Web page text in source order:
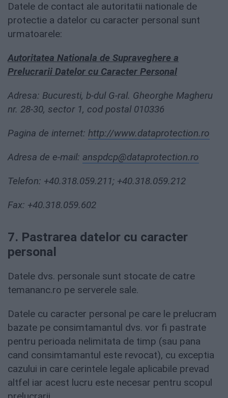
Datele de contact ale autoritatii nationale de
protectie a datelor cu caracter personal sunt
urmatoarele:
Autoritatea Nationala de Supraveghere a
Prelucrarii Datelor cu Caracter Personal
Adresa: Bucuresti, b-dul G-ral. Gheorghe Magheru
nr. 28-30, sector 1, cod postal 010336
Pagina de internet: http://www.dataprotection.ro
Adresa de e-mail: anspdcp@dataprotection.ro
Telefon: +40.318.059.211; +40.318.059.212
Fax: +40.318.059.602
7. Pastrarea datelor cu caracter
personal
Datele dvs. personale sunt stocate de catre
temananc.ro pe serverele sale.
Datele cu caracter personal pe care le prelucram
bazate pe consimtamantul dvs. vor fi pastrate
pentru perioada nelimitata de timp (sau pana
cand consimtamantul este revocat), cu exceptia
cazului in care cerintele legale aplicabile prevad
altfel iar acest lucru este necesar pentru scopul